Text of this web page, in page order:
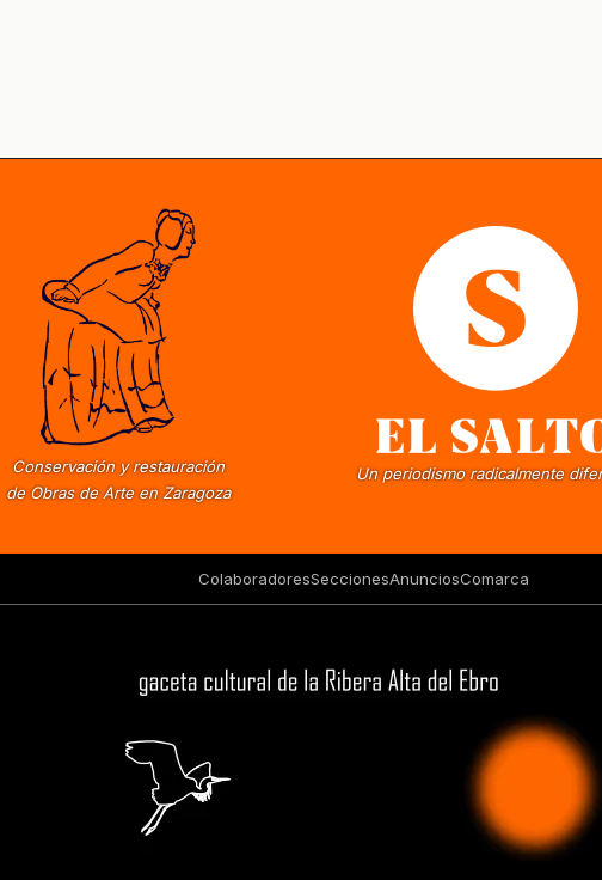
Conservación y restauración
de Obras de Arte en Zaragoza
Un periodismo radicalmente
ColaboradoresSeccionesAnunciosComarca